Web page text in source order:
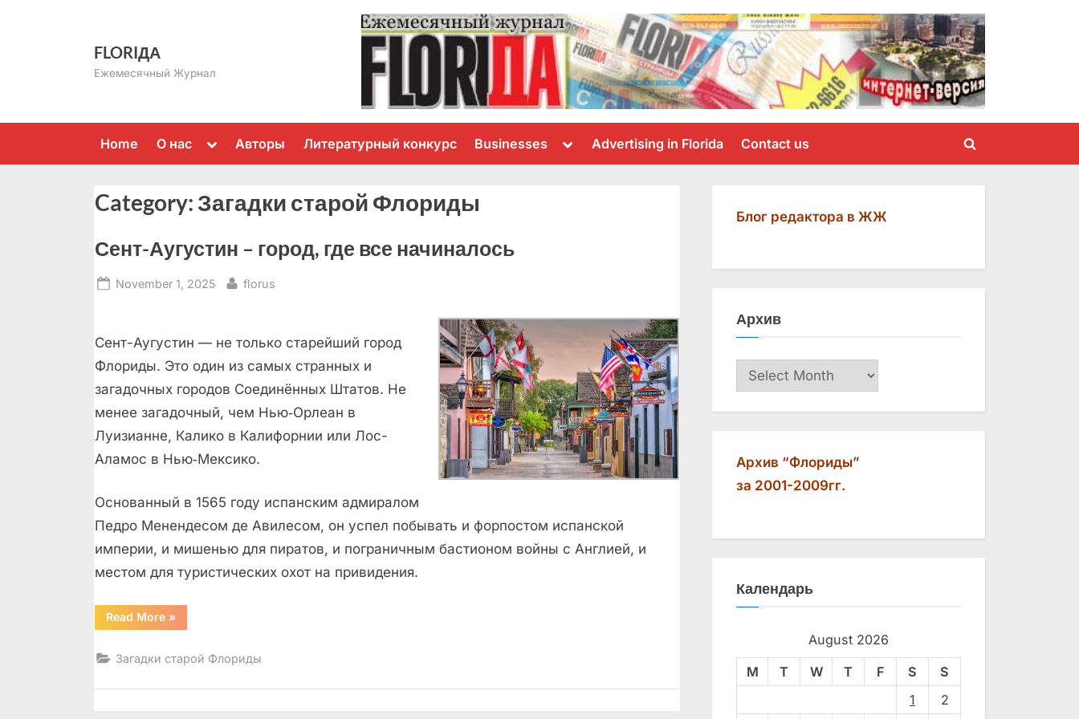
FLORIДА
Ежемесячный Журнал
Home О нас
Toggle
menu
Авторы Литературный конкурс Businesses
Toggle
menu
Advertising in Florida Contact us
Toggle
Category:Загадки старой Флориды
Сент-Аугустин – город, где все начиналось
Posted
November 1, 2025 By
florus
Сент-Аугустин — не только старейший город
Флориды. Это один из самых странных и
загадочных городов Соединённых Штатов. Не
менее загадочный, чем Нью‑Орлеан в
Луизианне, Калико в Калифорнии или Лос-
Аламос в Нью‑Мексико.
Основанный в 1565 году испанским адмиралом
Педро Менендесом де Авилесом, он успел побывать и форпостом испанской
империи, и мишенью для пиратов, и пограничным бастионом войны с Англией, и
местом для туристических охот на привидения.
Read More“Сент-
Аугустин
где
»
Загадки старой Флориды
Блог редактора в ЖЖ
Архив
Архив
Архив “Флориды”
за 2001-2009гг.
Календарь
August 2026
M T W T F S
S
1
2